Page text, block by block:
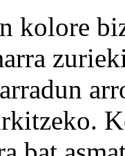
kolore